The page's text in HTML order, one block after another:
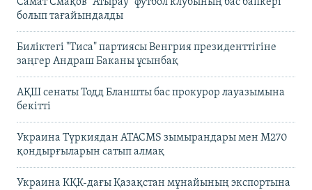
болып тағайындалды
Биліктегі "Тиса" партиясы Венгрия президенттігіне
заңгер Андраш Баканы ұсынбақ
АҚШ сенаты Тодд Бланшты бас прокурор лауазымына
бекітті
Украина Түркиядан ATACMS зымырандары мен M270
қондырғыларын сатып алмақ
Украина КҚК-дағы Қазақстан мұнайының экспортына